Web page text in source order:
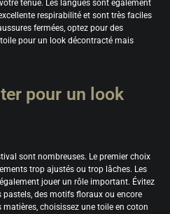
tenue. Les langues sont également
respirabilité et sont très faciles
fermées, optez pour des
pour un look décontracté mais
pour un look
sont nombreuses. Le premier choix
trop ajustés ou trop lâches. Les
jouer un rôle important. Évitez
pastels, des motifs floraux ou encore
matières, choisissez une toile en coton